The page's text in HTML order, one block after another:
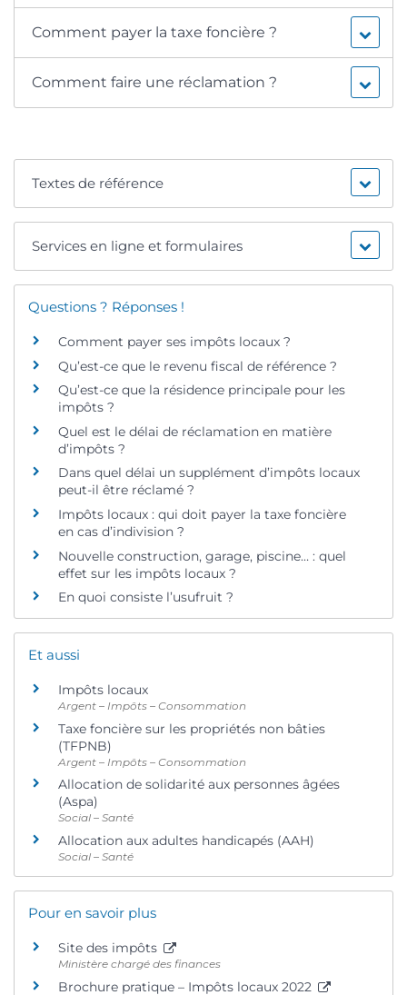
Comment payer la taxe foncière ?
Comment faire une réclamation ?
Textes de référence
Services en ligne et formulaires
Questions ? Réponses !
Comment payer ses impôts locaux ?
Qu’est-ce que le revenu fiscal de référence ?
Qu’est-ce que la résidence principale pour les
impôts ?
Quel est le délai de réclamation en matière
d’impôts ?
Dans quel délai un supplément d’impôts locaux
peut-il être réclamé ?
Impôts locaux : qui doit payer la taxe foncière
en cas d’indivision ?
Nouvelle construction, garage, piscine… : quel
effet sur les impôts locaux ?
En quoi consiste l’usufruit ?
Et aussi
Impôts locaux
Argent – Impôts – Consommation
Taxe foncière sur les propriétés non bâties
(TFPNB)
Argent – Impôts – Consommation
Allocation de solidarité aux personnes âgées
(Aspa)
Social – Santé
Allocation aux adultes handicapés (AAH)
Social – Santé
Pour en savoir plus
Site des impôts
Ministère chargé des finances
Brochure pratique – Impôts locaux 2022